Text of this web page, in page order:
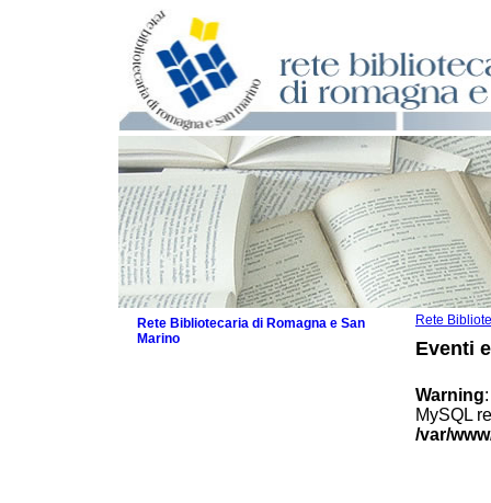
Rete
Eventi
Warning
MySQL
/var/
Rete Bibliotecaria di Romagna e San
Marino